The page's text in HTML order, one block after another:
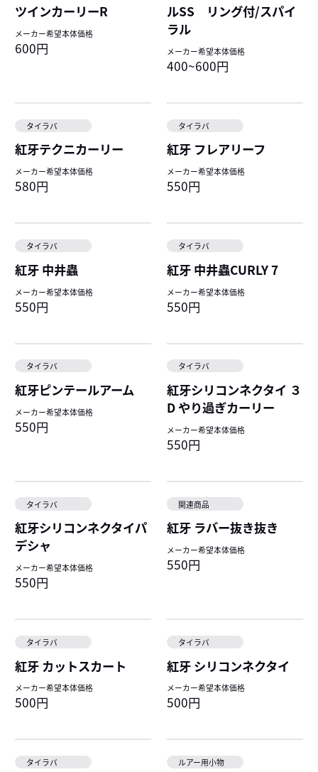
ツインカーリーR
メーカー希望本体価格
600円
ルSS リング付/スパイ
ラル
メーカー希望本体価格
400~600円
タイラバ
紅牙テクニカーリー
メーカー希望本体価格
580円
タイラバ
紅牙 フレアリーフ
メーカー希望本体価格
550円
タイラバ
紅牙 中井蟲
メーカー希望本体価格
550円
タイラバ
紅牙 中井蟲CURLY 7
メーカー希望本体価格
550円
タイラバ
紅牙ピンテールアーム
メーカー希望本体価格
550円
タイラバ
紅牙シリコンネクタイ ３
D やり過ぎカーリー
メーカー希望本体価格
550円
タイラバ
紅牙シリコンネクタイパ
デシャ
メーカー希望本体価格
550円
関連商品
紅牙 ラバー抜き抜き
メーカー希望本体価格
550円
タイラバ
紅牙 カットスカート
メーカー希望本体価格
500円
タイラバ
紅牙 シリコンネクタイ
メーカー希望本体価格
500円
タイラバ ルアー用小物